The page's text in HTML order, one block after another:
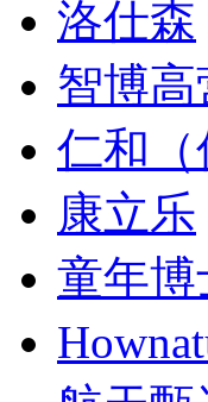
洛仕森
智博高
仁和（
康立乐
童年博